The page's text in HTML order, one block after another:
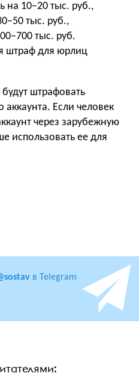
на 10−20 тыс. руб.,
тыс. руб.,
тыс. руб.
штраф для юрлиц
штрафовать
аккаунта. Если человек
через зарубежную
использовать ее для
в Telegram